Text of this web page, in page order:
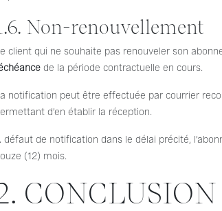
Non-renouvellement
client qui ne souhaite pas renouveler son
de la période contractuelle en cours.
notification peut être effectuée par courrier
d’en établir la réception.
défaut de notification dans le délai précité,
(12) mois.